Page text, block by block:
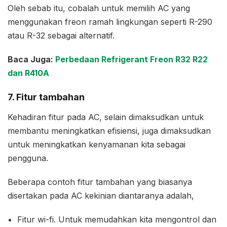
Oleh sebab itu, cobalah untuk memilih AC yang
menggunakan freon ramah lingkungan seperti R-290
atau R-32 sebagai alternatif.
Baca Juga: Perbedaan Refrigerant Freon R32 R22
dan R410A
7. Fitur tambahan
Kehadiran fitur pada AC, selain dimaksudkan untuk
membantu meningkatkan efisiensi, juga dimaksudkan
untuk meningkatkan kenyamanan kita sebagai
pengguna.
Beberapa contoh fitur tambahan yang biasanya
disertakan pada AC kekinian diantaranya adalah,
Fitur wi-fi. Untuk memudahkan kita mengontrol dan